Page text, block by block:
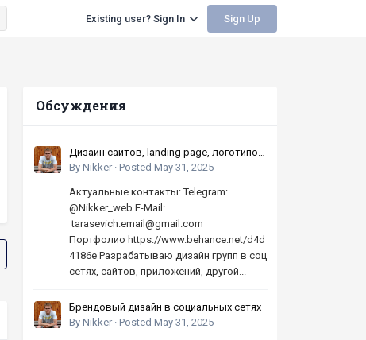
Existing user? Sign In Sign Up
Обсуждения
Дизайн сайтов, landing page, логотипов,
баннеров, шапок | Высокое качество,
By Nikker · Posted May 31, 2025
Актуальные контакты: Telegram:
@Nikker_web E-Mail:
tarasevich.email@gmail.com
Портфолио https://www.behance.net/d4d
4186e Разрабатываю дизайн групп в соц
сетях, сайтов, приложений, другой...
Брендовый дизайн в социальных сетях
By Nikker · Posted May 31, 2025